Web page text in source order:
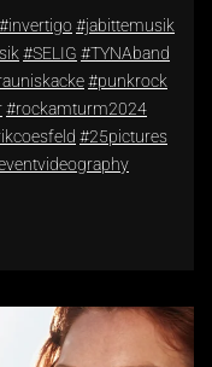
#invertigo #jabittemusik
#SELIG #TYNAband
#punkrock
#rockamturm2024
#25pictures